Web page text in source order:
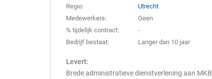
Regio:
Utrecht
Medewerkers:
Geen
% tijdelijk contract:
-
Bedrijf bestaat:
Langer dan 10 jaar
Levert:
Brede administratieve dienstverlening aan MKB